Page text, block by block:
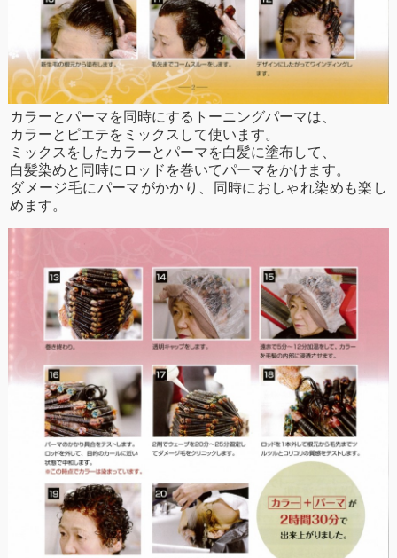
カラーとパーマを同時にするトーニングパーマは、
カラーとピエテをミックスして使います。
ミックスをしたカラーとパーマを白髪に塗布して、
白髪染めと同時にロッドを巻いてパーマをかけます。
ダメージ毛にパーマがかかり、同時におしゃれ染めも楽し
めます。